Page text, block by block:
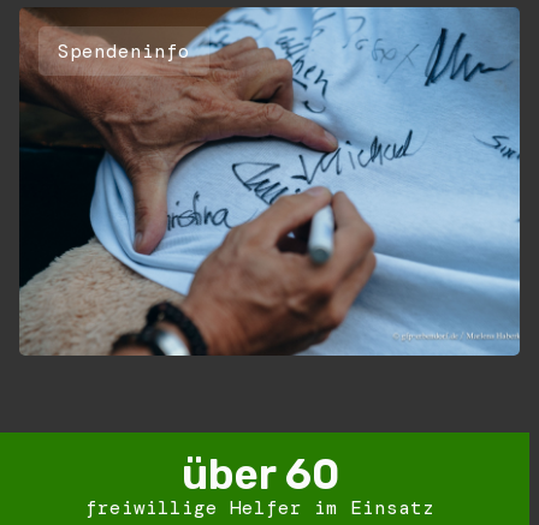
Spendeninfo
freiwillige Helfer im Einsatz
über 60